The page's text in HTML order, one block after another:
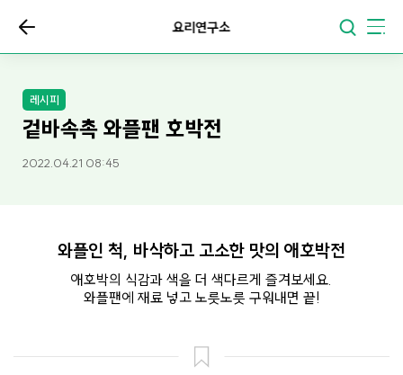
요리연구소
레시피
겉바속촉 와플팬 호박전
2022.04.21 08:45
와플인 척, 바삭하고 고소한 맛의 애호박전
애호박의 식감과 색을 더 색다르게 즐겨보세요.
와플팬에 재료 넣고 노릇노릇 구워내면 끝!